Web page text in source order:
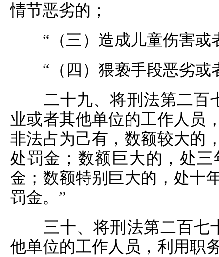
情节恶劣的；
“（三）造成儿童伤害或
“（四）猥亵手段恶劣或
二十九、将刑法第二百
业或者其他单位的工作人员
非法占为己有，数额较大的
处罚金；数额巨大的，处
金；数额特别巨大的，处十
罚金。”
三十、将刑法第二百七
他单位的工作人员，利用职